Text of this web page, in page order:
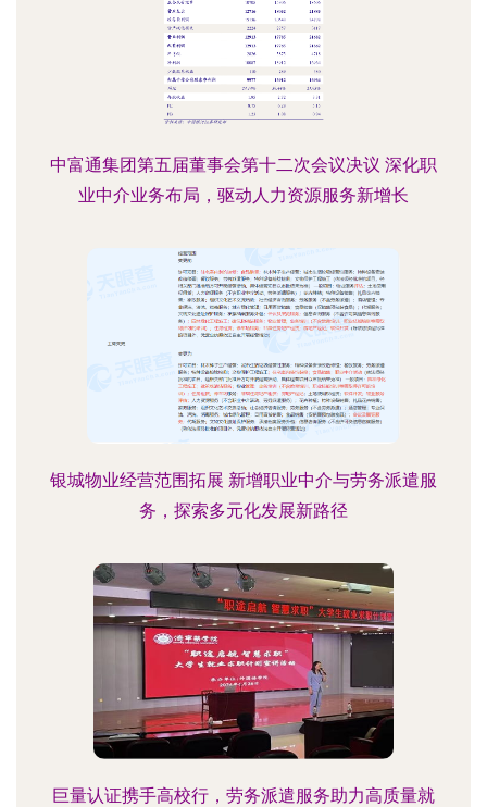
中富通集团第五届董事会第十二次会议决议 深化职
业中介业务布局，驱动人力资源服务新增长
银城物业经营范围拓展 新增职业中介与劳务派遣服
务，探索多元化发展新路径
巨量认证携手高校行，劳务派遣服务助力高质量就